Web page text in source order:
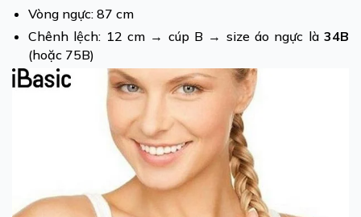
Vòng ngực: 87 cm
Chênh lệch: 12 cm → cúp B → size áo ngực là 34B
(hoặc 75B)